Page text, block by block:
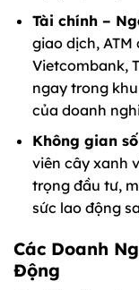
Tài chính –
giao dịch,
Vietcombank,
ngay trong
của doanh
Không gian
viên cây xanh
trọng đầu tư,
sức lao động
Các Doanh
Động